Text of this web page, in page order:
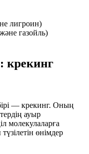
лигроин)
газойль)
крекинг
— крекинг. Оның
ауыр
молекулаларға
өнімдер